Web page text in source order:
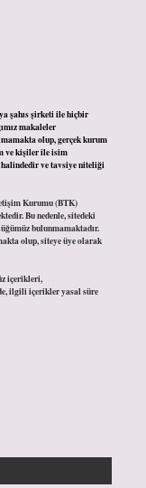
şahıs şirketi ile hiçbir
makaleler
olup, gerçek kurum
ve kişiler ile isim
ve tavsiye niteliği
Kurumu (BTK)
Bu nedenle, sitedeki
bulunmamaktadır.
olup, siteye üye olarak
içerikleri,
ilgili içerikler yasal süre